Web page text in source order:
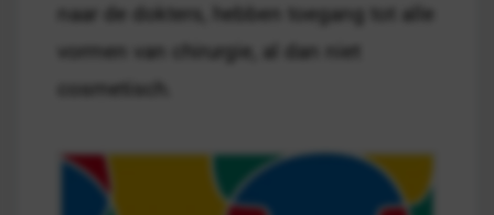
naar de dokters, hebben toegang tot alle
vormen van chirurgie, al dan niet
cosmetisch.